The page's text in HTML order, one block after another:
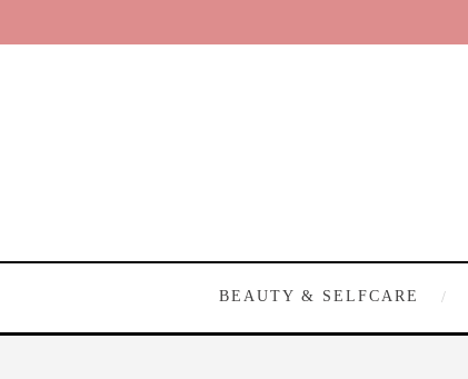
BEAUTY & SELFCARE